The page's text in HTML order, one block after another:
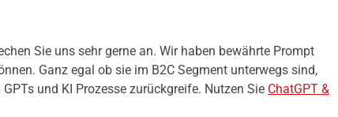
Sie uns sehr gerne an. Wir haben bewährte Prompt
Ganz egal ob sie im B2C Segment unterwegs sind,
und KI Prozesse zurückgreife. Nutzen Sie ChatGPT &